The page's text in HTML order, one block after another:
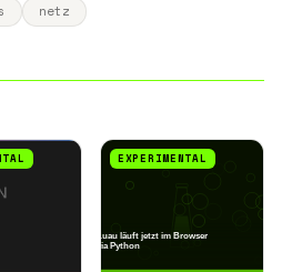
netz
EXPERIMENTAL